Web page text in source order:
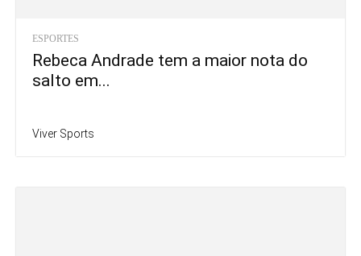
ESPORTES
Rebeca Andrade tem a maior nota do
salto em...
Viver Sports